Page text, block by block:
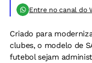
Entre no canal do
Criado para
clubes, o modelo de
futebol sejam